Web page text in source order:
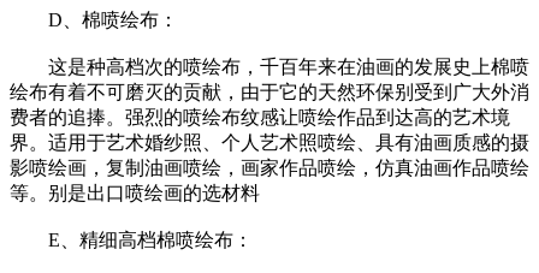
D、棉喷绘布：
这是种高档次的喷绘布，千百年来在油画的发展史上棉喷
绘布有着不可磨灭的贡献，由于它的天然环保别受到广大外消
费者的追捧。强烈的喷绘布纹感让喷绘作品到达高的艺术境
界。适用于艺术婚纱照、个人艺术照喷绘、具有油画质感的摄
影喷绘画，复制油画喷绘，画家作品喷绘，仿真油画作品喷绘
等。别是出口喷绘画的选材料
E、精细高档棉喷绘布：